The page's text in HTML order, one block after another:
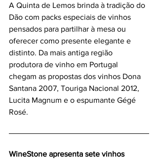
A Quinta de Lemos brinda à tradição do
Dão com packs especiais de vinhos
pensados para partilhar à mesa ou
oferecer como presente elegante e
distinto. Da mais antiga região
produtora de vinho em Portugal
chegam as propostas dos vinhos Dona
Santana 2007, Touriga Nacional 2012,
Lucita Magnum e o espumante Gégé
Rosé.
WineStone apresenta sete vinhos